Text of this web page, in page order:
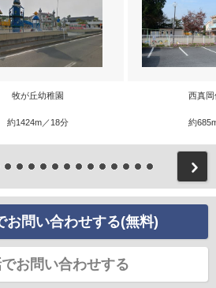
牧が丘幼稚園
約1424m／18分
西真岡
約
お問い合わせする(無料)
お問い合わせする